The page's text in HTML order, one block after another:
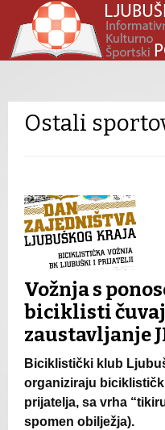
Ostali
Vožnja s
biciklisti
zaustavljanje
Biciklistički klub
organiziraju
prijatelja, sa vrha
spomen obilježja).